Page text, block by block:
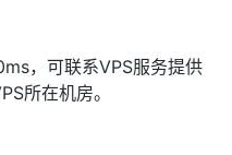
，可联系VPS服务提供
所在机房。